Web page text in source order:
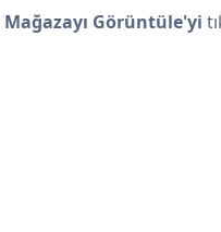
Mağazayı Görüntüle'yi